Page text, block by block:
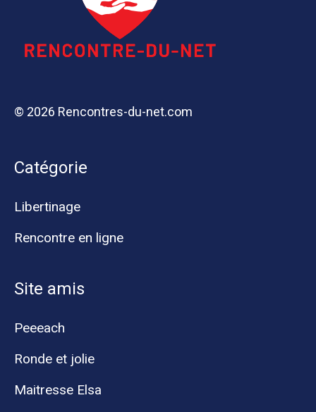
© 2026 Rencontres-du-net.com
Catégorie
Libertinage
Rencontre en ligne
Site amis
Peeeach
Ronde et jolie
Maitresse Elsa